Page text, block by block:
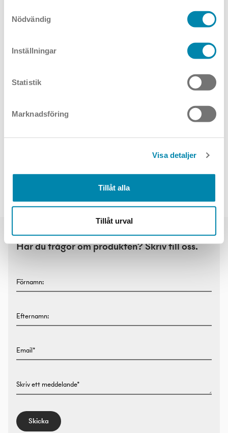
Nödvändig
Inställningar
Statistik
Marknadsföring
Visa detaljer
Tillåt alla
Tillåt urval
Magiq Hollow
Black Foster
Har du frågor om produkten? Skriv till oss.
Förnamn:
Efternamn:
Email*
Skriv ett meddelande*
Skicka